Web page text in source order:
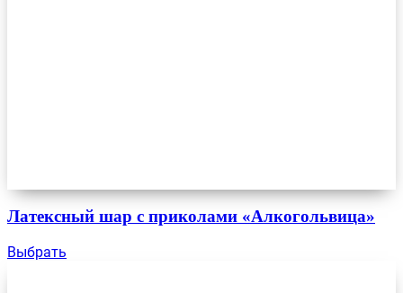
Латексный шар с приколами «Алкогольвица»
Выбрать